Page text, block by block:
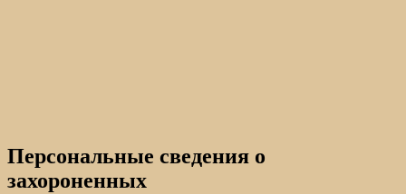
Персональные сведения о
захороненных